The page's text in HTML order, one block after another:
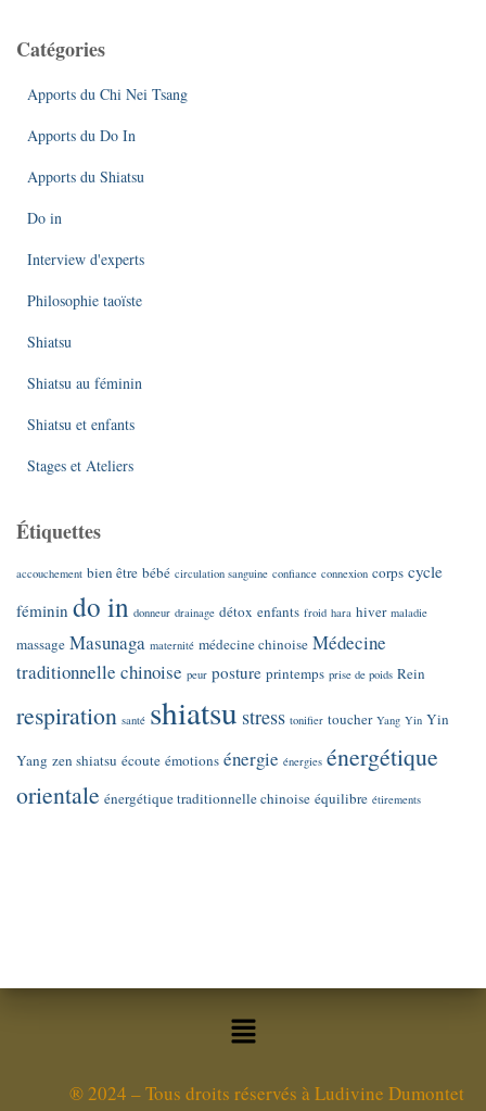
Catégories
Apports du Chi Nei Tsang
Apports du Do In
Apports du Shiatsu
Do in
Interview d'experts
Philosophie taoïste
Shiatsu
Shiatsu au féminin
Shiatsu et enfants
Stages et Ateliers
Étiquettes
accouchement bien être bébé circulation sanguine confiance connexion corps cycle
féminin do in donneur drainage détox enfants froid hara hiver maladie
massage Masunaga maternité médecine chinoise Médecine
traditionnelle chinoise peur posture printemps prise de poids Rein
respiration santé shiatsu stress tonifier toucher Yang Yin Yin
Yang zen shiatsu écoute émotions énergie énergies énergétique
orientale énergétique traditionnelle chinoise équilibre étirements
®2024 – Tous droits réservés à Ludivine Dumontet